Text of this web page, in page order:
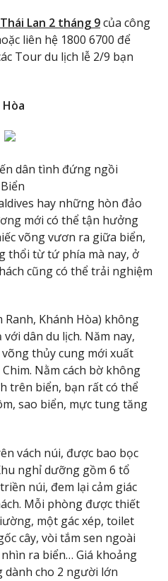
Lan 2 tháng 9của công
liên hệ 1800 6700 để
Tour du lịch lễ 2/9 bạn
dân tình đứng ngồi
hay những hòn đảo
mới có thể tận hưởng
võng vươn ra giữa biển,
thổi từ tứ phía mà nay, ở
cũng có thể trải nghiệm
Ranh, Khánh Hòa) không
dân du lịch. Năm nay,
thủy cung mới xuất
Nằm cách bờ không
trên biển, bạn rất có thể
sao biển, mực tung tăng
vách núi, được bao bọc
nghỉ dưỡng gồm 6 tổ
núi, đem lại cảm giác
Mỗi phòng được thiết
một gác xép, toilet
cây, vòi tắm sen ngoài
ra biển… Giá khoảng
cho 2 người lớn